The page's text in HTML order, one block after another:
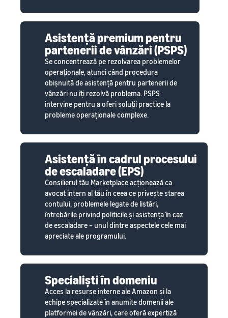
Asistență premium pentru
partenerii de vânzări (PSPS)
Se concentrează pe rezolvarea problemelor
operaționale, atunci când procedura
obișnuită de asistență pentru partenerii de
vânzări nu îți rezolvă problema. PSPS
intervine pentru a oferi soluții practice la
probleme operaționale complexe.
Asistență în cadrul procesului
de escaladare (EPS)
Consilierul tău Marketplace acționează ca
avocat intern al tău în ceea ce privește starea
contului, problemele legate de listări,
întrebările privind politicile și asistența în caz
de escaladare – unul dintre aspectele cele mai
apreciate ale programului.
Specialiști în domeniu
Acces la resurse interne ale Amazon și la
echipe specializate în anumite domenii ale
platformei de vânzări, care oferă expertiză